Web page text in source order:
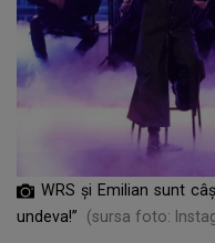
WRS și Emilian sunt
undeva!”
(sursa foto: